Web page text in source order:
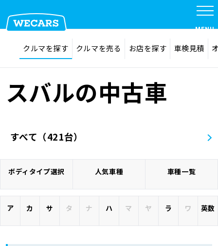
在庫検索 サイト内検索
MENU
クルマを探す
車検見積
クルマを探す クルマを売る お店を探す 車検見積
スバルの中古車
すべて（421台）
ボディタイプ選択 人気車種 車種一覧
ア カ サ タ ナ ハ マ ヤ ラ ワ 英数